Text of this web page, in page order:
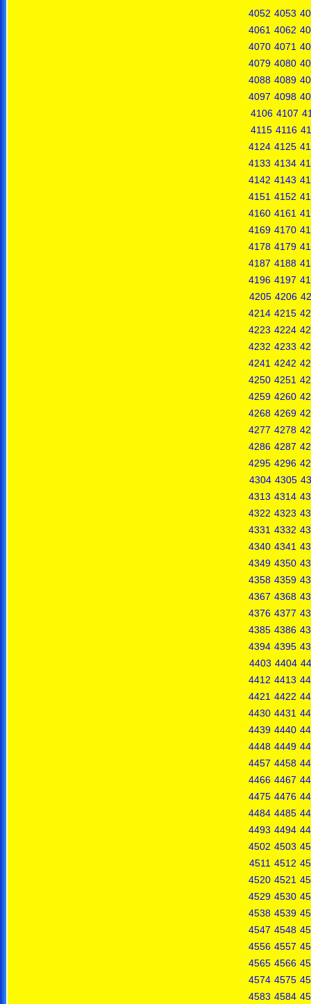
4052 4053
4061 4062
4070 4071
4079 4080
4088 4089
4097 4098
4106 4107
4115 4116
4124 4125
4133 4134
4142 4143
4151 4152
4160 4161
4169 4170
4178 4179
4187 4188
4196 4197
4205 4206
4214 4215
4223 4224
4232 4233
4241 4242
4250 4251
4259 4260
4268 4269
4277 4278
4286 4287
4295 4296
4304 4305
4313 4314
4322 4323
4331 4332
4340 4341
4349 4350
4358 4359
4367 4368
4376 4377
4385 4386
4394 4395
4403 4404
4412 4413
4421 4422
4430 4431
4439 4440
4448 4449
4457 4458
4466 4467
4475 4476
4484 4485
4493 4494
4502 4503
4511 4512
4520 4521
4529 4530
4538 4539
4547 4548
4556 4557
4565 4566
4574 4575
4583 4584